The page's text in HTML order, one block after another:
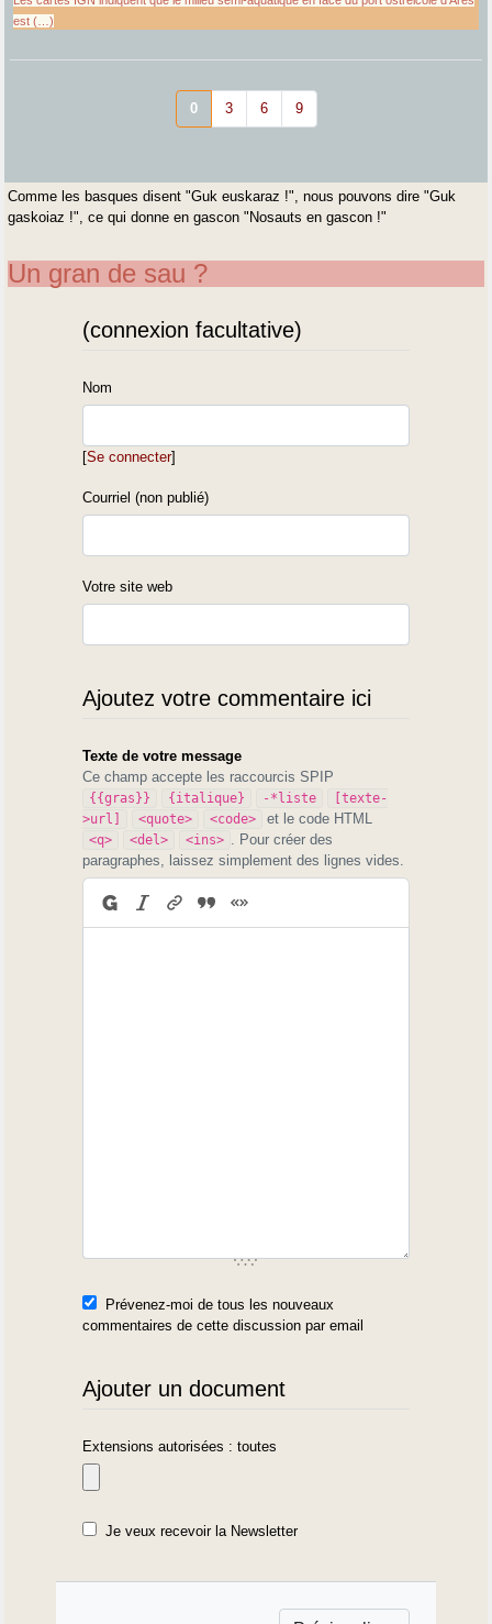
est (…)
0 3 6 9
Comme les basques disent "Guk euskaraz !", nous pouvons dire "Guk
gaskoiaz !", ce qui donne en gascon "Nosauts en gascon !"
Un gran de sau ?
(connexion facultative)
Nom
[Se connecter]
Courriel (non publié)
Votre site web
Ajoutez votre commentaire ici
Texte de votre message
Ce champ accepte les raccourcis SPIP
{{gras}} {italique} -*liste
[texte-
>url]
<quote> <code> et le code HTML
<q> <del> <ins>
. Pour créer des
paragraphes, laissez simplement des lignes vides.
Prévenez-moi de tous les nouveaux
commentaires de cette discussion par email
Ajouter un document
Extensions autorisées : toutes
Je veux recevoir la Newsletter